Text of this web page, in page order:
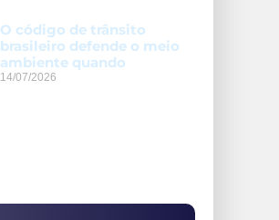
O código de trânsito
brasileiro defende o meio
ambiente quando
14/07/2026